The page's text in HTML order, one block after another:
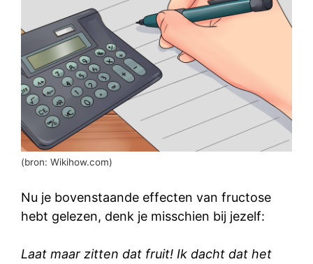
(bron: Wikihow.com)
Nu je bovenstaande effecten van fructose
hebt gelezen, denk je misschien bij jezelf:
Laat maar zitten dat fruit! Ik dacht dat het